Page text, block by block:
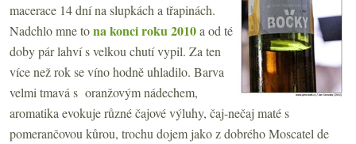
macerace 14 dní na slupkách a třapinách.
Nadchlo mne tona konci roku 2010a od té
doby pár lahví s velkou chutí vypil. Za ten
více než rok se víno hodně uhladilo. Barva
velmi tmavá s oranžovým nádechem,
aromatika evokuje různé čajové výluhy, čaj-nečaj maté s
pomerančovou kůrou, trochu dojem jako z dobrého Moscatel de